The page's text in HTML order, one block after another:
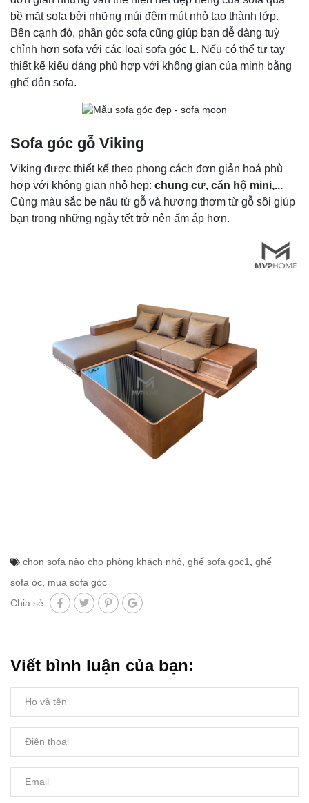
bề mặt sofa bởi những múi đệm mút nhỏ tạo thành lớp.
Bên cạnh đó, phần góc sofa cũng giúp bạn dễ dàng tuỳ
chỉnh hơn sofa với các loại sofa góc L. Nếu có thể tự tay
thiết kế kiểu dáng phù hợp với không gian của minh bằng
ghế đôn sofa.
Sofa góc gỗ Viking
Viking được thiết kế theo phong cách đơn giản hoá phù
hợp với không gian nhỏ hẹp: chung cư, căn hộ mini,...
Cùng màu sắc be nâu từ gỗ và hương thơm từ gỗ sồi giúp
bạn trong những ngày tết trở nên ấm áp hơn.
chọn sofa nào cho phòng khách nhỏ ghế sofa goc1
ghế
sofa óc mua sofa góc
Chia sẻ:
Viết bình luận của bạn: